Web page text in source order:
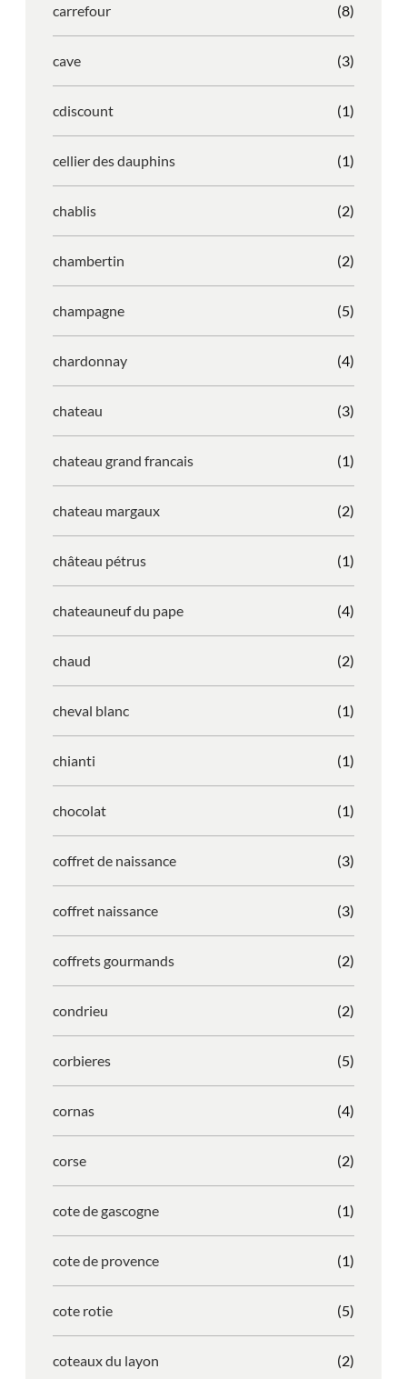
carrefour (8)
cave (3)
cdiscount (1)
cellier des dauphins (1)
chablis (2)
chambertin (2)
champagne (5)
chardonnay (4)
chateau (3)
chateau grand francais (1)
chateau margaux (2)
château pétrus (1)
chateauneuf du pape (4)
chaud (2)
cheval blanc (1)
chianti (1)
chocolat (1)
coffret de naissance (3)
coffret naissance (3)
coffrets gourmands (2)
condrieu (2)
corbieres (5)
cornas (4)
corse (2)
cote de gascogne (1)
cote de provence (1)
cote rotie (5)
coteaux du layon (2)